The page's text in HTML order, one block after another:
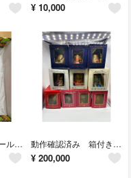
¥ 10,000
箱付き レンチドール（証明書付き）イタリア製 女の子 ピンク 帽子 no.26 動作確認済み 箱付き リュージュ オルゴール セット コレクターズ no.205
¥ 200,000